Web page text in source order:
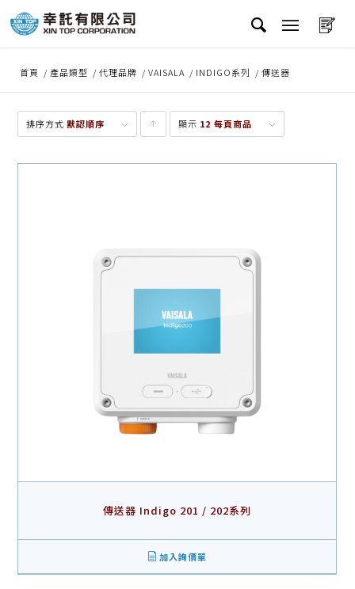
首頁 / 產品類型 / 代理品牌 / VAISALA / INDIGO系列 / 傳送器
排序方式默認順序
點
顯示 12 每頁商品
傳送器 Indigo 201 / 202系列
加入詢價單